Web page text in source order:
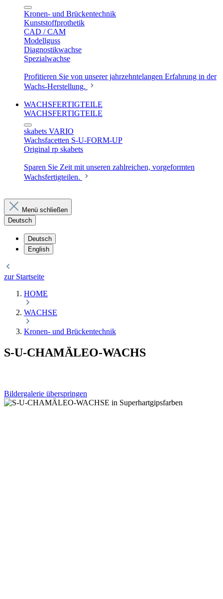
Kronen- und Brückentechnik
Kunststoffprothetik
CAD / CAM
Modellguss
Diagnostikwachse
Spezialwachse
Profitieren Sie von unserer jahrzehntelangen Erfahrung in der
Wachs-Herstellung.
WACHSFERTIGTEILE
WACHSFERTIGTEILE
skabets VARIO
Wachsfacetten S-U-FORM-UP
Original rp skabets
Sparen Sie Zeit mit unseren zahlreichen, vorgeformten
Wachsfertigteilen.
Menü schließen
Deutsch
Deutsch
English
zur Startseite
HOME
WACHSE
Kronen- und Brückentechnik
S-U-CHAMÄLEO-WACHS
Bildergalerie überspringen